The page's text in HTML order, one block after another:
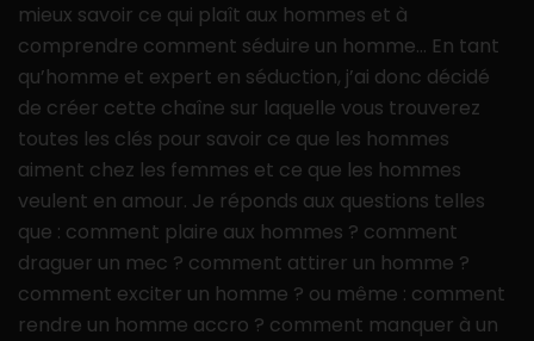
mieux savoir ce qui plaît aux hommes et à
comprendre comment séduire un homme… En tant
qu’homme et expert en séduction, j’ai donc décidé
de créer cette chaîne sur laquelle vous trouverez
toutes les clés pour savoir ce que les hommes
aiment chez les femmes et ce que les hommes
veulent en amour. Je réponds aux questions telles
que : comment plaire aux hommes ? comment
draguer un mec ? comment attirer un homme ?
comment exciter un homme ? ou même : comment
rendre un homme accro ? comment manquer à un